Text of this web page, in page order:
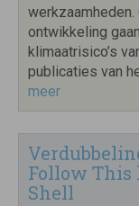
ontwikkeling
klimaatrisico’s
publicaties van
meer
Follow
Shell